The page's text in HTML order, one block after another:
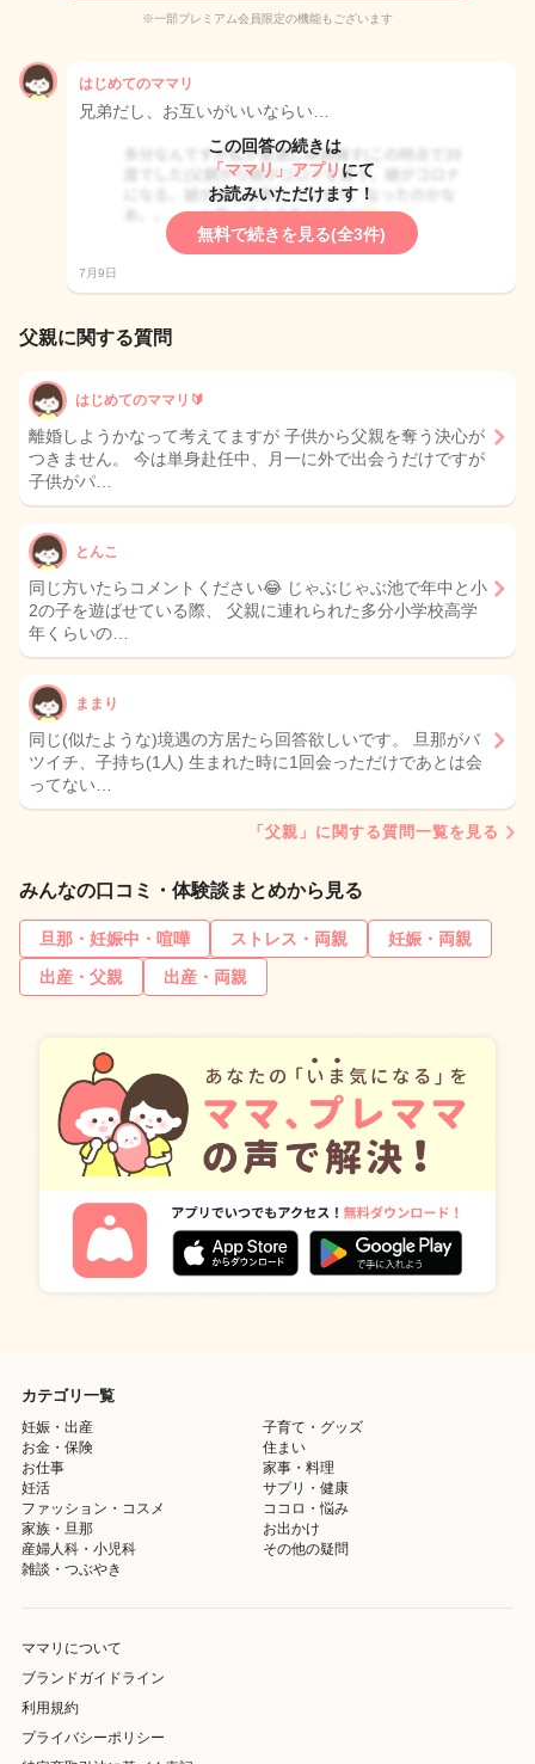
※一部プレミアム会員限定の機能もございます
はじめてのママリ
兄弟だし、お互いがいいならい…
この回答の続きは
「ママリ」アプリ にて
お読みいただけます！
無料で続きを見る(全3件)
7月9日
父親に関する質問
はじめてのママリ🔰
離婚しようかなって考えてますが 子供から父親を奪う決心が
つきません。 今は単身赴任中、月一に外で出会うだけですが
子供がパ…
とんこ
同じ方いたらコメントください😂 じゃぶじゃぶ池で年中と小
2の子を遊ばせている際、 父親に連れられた多分小学校高学
年くらいの…
ままり
同じ(似たような)境遇の方居たら回答欲しいです。 旦那がバ
ツイチ、子持ち(1人) 生まれた時に1回会っただけであとは会
ってない…
「父親」に関する質問一覧を見る
みんなの口コミ・体験談まとめから見る
旦那・妊娠中・喧嘩 ストレス・両親
妊娠・両親
出産・父親
出産・両親
カテゴリ一覧
妊娠・出産
子育て・グッズ
お金・保険
住まい
お仕事
家事・料理
妊活
サプリ・健康
ファッション・コスメ
ココロ・悩み
家族・旦那
お出かけ
産婦人科・小児科
その他の疑問
雑談・つぶやき
ママリについて
ブランドガイドライン
利用規約
プライバシーポリシー